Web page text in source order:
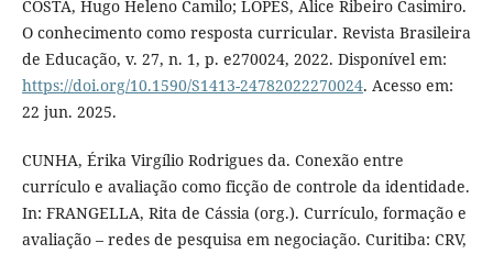
COSTA, Hugo Heleno Camilo; LOPES, Alice Ribeiro Casimiro.
O conhecimento como resposta curricular. Revista Brasileira
de Educação, v. 27, n. 1, p. e270024, 2022. Disponível em:
https://doi.org/10.1590/S1413-24782022270024. Acesso em:
22 jun. 2025.
CUNHA, Érika Virgílio Rodrigues da. Conexão entre
currículo e avaliação como ficção de controle da identidade.
In: FRANGELLA, Rita de Cássia (org.). Currículo, formação e
avaliação – redes de pesquisa em negociação. Curitiba: CRV,